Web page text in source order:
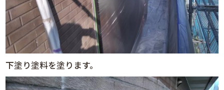
下塗り塗料を塗ります。